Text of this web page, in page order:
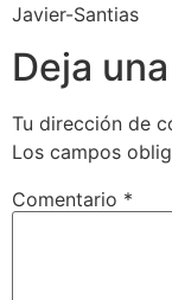
Javier-Santias
Deja
Tu dirección de
Los campos
Comentario *